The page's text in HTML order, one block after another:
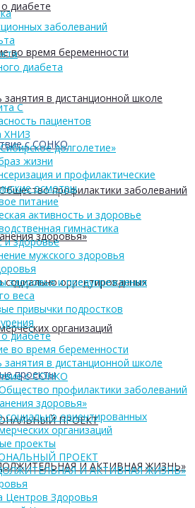
диабете
во время беременности
занятия в дистанционной школе
с СОНКО
профилактики заболеваний
здоровья»
социально ориентированных
организаций
проекты
ПРОЕКТ
И АКТИВНАЯ ЖИЗНЬ»
заболеваний
диабета
С
пациентов
ХНИЗ
долголетие»
жизни
и профилактические
осмотры
питание
активность и здоровье
гимнастика
и здоровье
мужского здоровья
здоровья и предупреждения
веса
привычки подростков
диабете
во время беременности
занятия в дистанционной школе
с СОНКО
профилактики заболеваний
здоровья»
социально ориентированных
организаций
проекты
ПРОЕКТ
И АКТИВНАЯ ЖИЗНЬ»
Центров Здоровья